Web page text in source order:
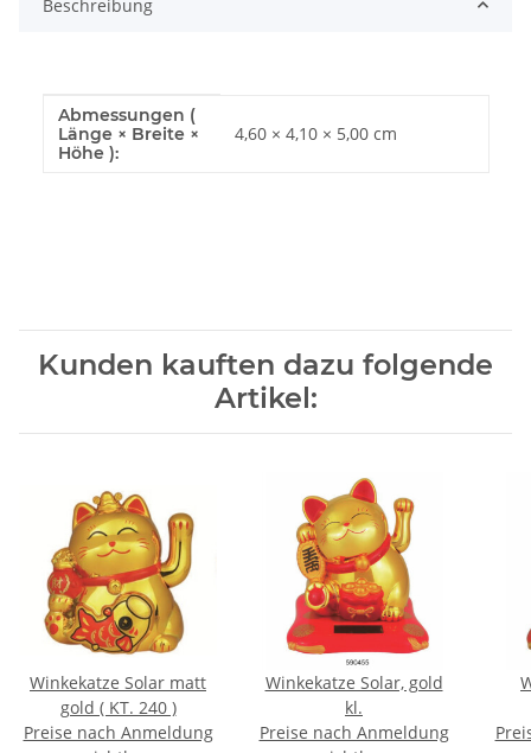
Beschreibung
Produkteigenschaft
Wert
Abmessungen (
Länge × Breite ×
Höhe ):
4,60 × 4,10 × 5,00 cm
Kunden kauften dazu folgende
Artikel:
Winkekatze Solar matt
gold ( KT. 240 )
Preise nach Anmeldung
Winkekatze Solar, gold
kl.
Preise nach Anmeldung